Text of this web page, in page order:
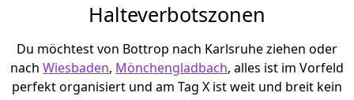
Halteverbotszonen
Du möchtest von Bottrop nach Karlsruhe ziehen oder
nach Wiesbaden, Mönchen­gladbach, alles ist im Vorfeld
perfekt organisiert und am Tag X ist weit und breit kein